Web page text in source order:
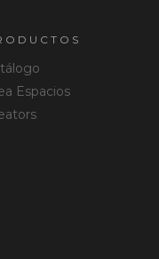
Espacios